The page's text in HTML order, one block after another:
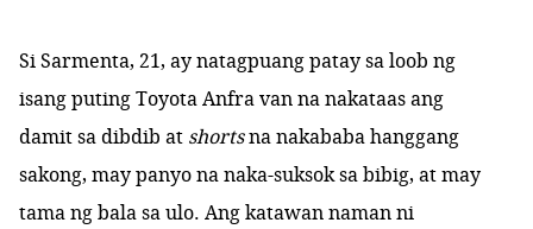
SiSarmenta, 21, ay natagpuang patay sa loob ng
isang puting Toyota Anfra van na nakataas ang
damit sa dibdib at shortsna nakababa hanggang
sakong, may panyo na naka-suksok sa bibig, at may
tama ng bala sa ulo. Ang katawan naman ni